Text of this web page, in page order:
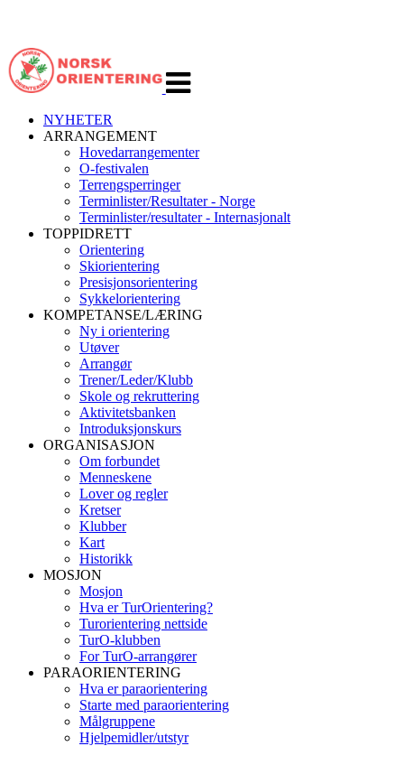
navigasjon
NYHETER
ARRANGEMENT
Hovedarrangementer
O-festivalen
Terrengsperringer
Terminlister/Resultater - Norge
Terminlister/resultater - Internasjonalt
TOPPIDRETT
Orientering
Skiorientering
Presisjonsorientering
Sykkelorientering
KOMPETANSE/LÆRING
Ny i orientering
Utøver
Arrangør
Trener/Leder/Klubb
Skole og rekruttering
Aktivitetsbanken
Introduksjonskurs
ORGANISASJON
Om forbundet
Menneskene
Lover og regler
Kretser
Klubber
Kart
Historikk
MOSJON
Mosjon
Hva er TurOrientering?
Turorientering nettside
TurO-klubben
For TurO-arrangører
PARAORIENTERING
Hva er paraorientering
Starte med paraorientering
Målgruppene
Hjelpemidler/utstyr